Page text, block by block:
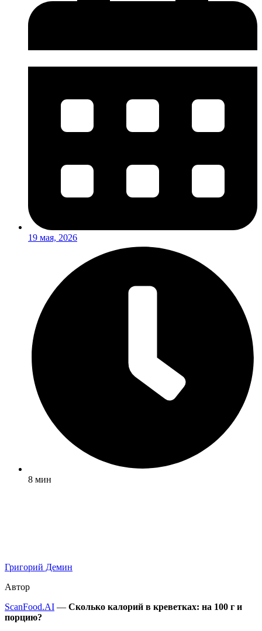
19 мая, 2026
8 мин
Григорий Демин
Автор
ScanFood.AI — Сколько калорий в креветках: на 100 г и
порцию?